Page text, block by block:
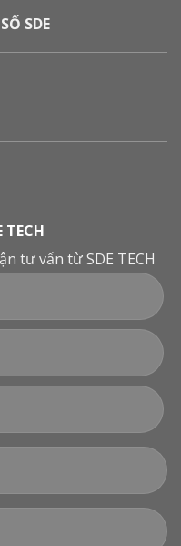
SDE
TECH
tư vấn từ SDE TECH